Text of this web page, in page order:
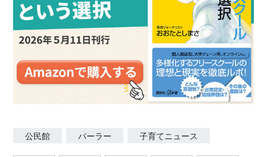
公民館 パーラー 子育てニュース